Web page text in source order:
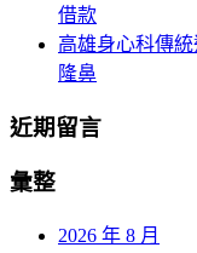
借款
高雄身心科傳
隆鼻
近期留言
彙整
2026 年 8 月